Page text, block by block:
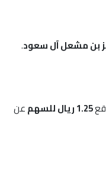
بن مشعل آل سعود.
1.25 ريال للسهم عن